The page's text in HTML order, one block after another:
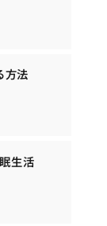
方法
生活